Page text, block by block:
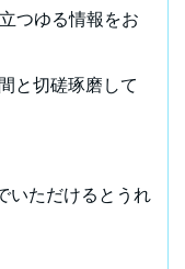
つゆる情報をお
と切磋琢磨して
いただけるとうれ